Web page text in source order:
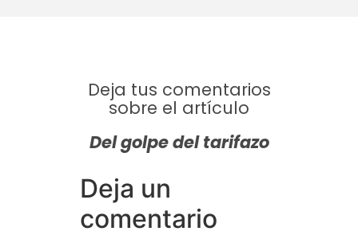
Deja tus comentarios
sobre el artículo
Del golpe del tarifazo
Deja un
comentario